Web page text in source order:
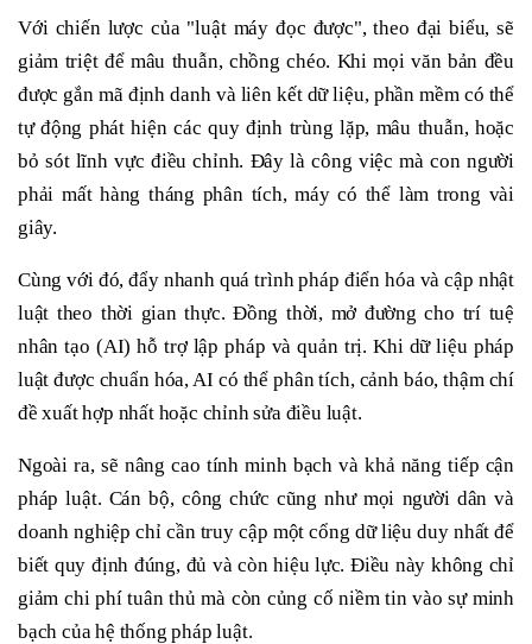
Với chiến lược của "luật máy đọc được", theo đại biểu, sẽ
giảm triệt để mâu thuẫn, chồng chéo. Khi mọi văn bản đều
được gắn mã định danh và liên kết dữ liệu, phần mềm có thể
tự động phát hiện các quy định trùng lặp, mâu thuẫn, hoặc
bỏ sót lĩnh vực điều chỉnh. Đây là công việc mà con người
phải mất hàng tháng phân tích, máy có thể làm trong vài
giây.
Cùng với đó, đẩy nhanh quá trình pháp điển hóa và cập nhật
luật theo thời gian thực. Đồng thời, mở đường cho trí tuệ
nhân tạo (AI) hỗ trợ lập pháp và quản trị. Khi dữ liệu pháp
luật được chuẩn hóa, AI có thể phân tích, cảnh báo, thậm chí
đề xuất hợp nhất hoặc chỉnh sửa điều luật.
Ngoài ra, sẽ nâng cao tính minh bạch và khả năng tiếp cận
pháp luật. Cán bộ, công chức cũng như mọi người dân và
doanh nghiệp chỉ cần truy cập một cổng dữ liệu duy nhất để
biết quy định đúng, đủ và còn hiệu lực. Điều này không chỉ
giảm chi phí tuân thủ mà còn củng cố niềm tin vào sự minh
bạch của hệ thống pháp luật.